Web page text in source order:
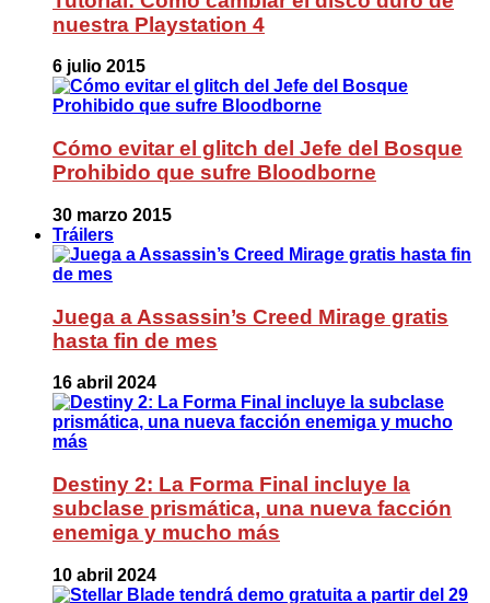
nuestra Playstation 4
6 julio 2015
Cómo evitar el glitch del Jefe del Bosque
Prohibido que sufre Bloodborne
30 marzo 2015
Tráilers
Juega a Assassin’s Creed Mirage gratis
hasta fin de mes
16 abril 2024
Destiny 2: La Forma Final incluye la
subclase prismática, una nueva facción
enemiga y mucho más
10 abril 2024